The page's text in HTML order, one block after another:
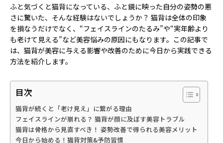
ふと気づくと猫背になっている、ふと鏡に映った自分の姿勢の悪
さに驚いた、そんな経験はないでしょうか？ 猫背は全体の印象
を損なうだけでなく、“フェイスラインのたるみ”や“実年齢より
も老けて見える”など美容悩みの原因にもなります。この記事で
は、猫背が美容に与える影響や改善のために今日から実践できる
方法を紹介します。
目次
猫背が続くと「老け見え」に繋がる理由
フェイスラインが崩れる？ 猫背が顔に及ぼす美容トラブル
猫背は骨格から見直すべき！ 姿勢改善で得られる美容メリット
今日から始める！猫背対策&予防習慣